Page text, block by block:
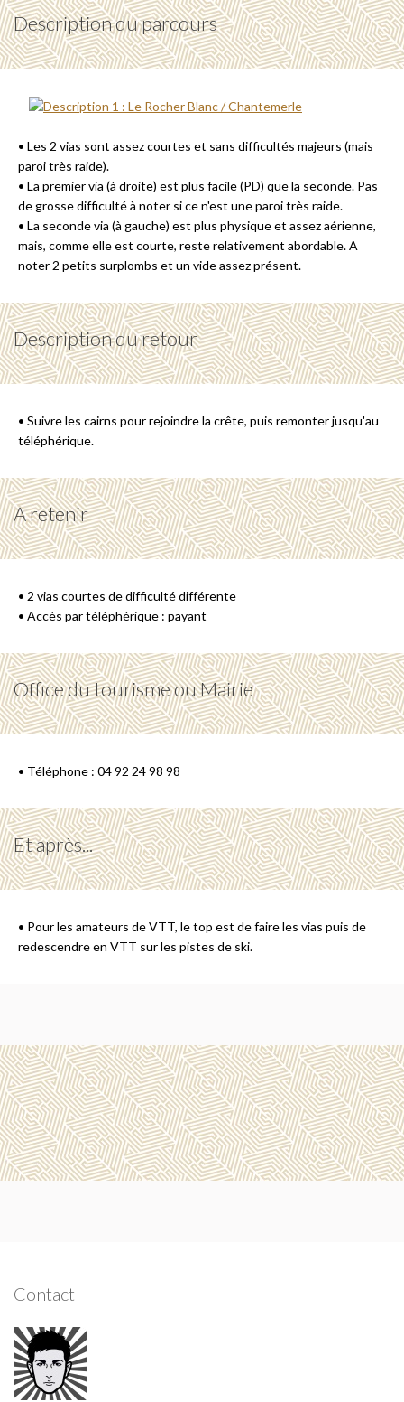
Description du parcours
• Les 2 vias sont assez courtes et sans difficultés majeurs (mais
paroi très raide).
• La premier via (à droite) est plus facile (PD) que la seconde. Pas
de grosse difficulté à noter si ce n'est une paroi très raide.
• La seconde via (à gauche) est plus physique et assez aérienne,
mais, comme elle est courte, reste relativement abordable. A
noter 2 petits surplombs et un vide assez présent.
Description du retour
• Suivre les cairns pour rejoindre la crête, puis remonter jusqu'au
téléphérique.
A retenir
• 2 vias courtes de difficulté différente
• Accès par téléphérique : payant
Office du tourisme ou Mairie
• Téléphone : 04 92 24 98 98
Et après...
• Pour les amateurs de VTT, le top est de faire les vias puis de
redescendre en VTT sur les pistes de ski.
Contact